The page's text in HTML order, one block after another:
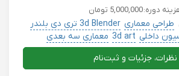
دوره:5,000,000 تومان
طراحی معماری 3d Blender تری دی بلندر
داخلی 3d art معماری سه بعدی
نظرات، جزئیات و ثبت‌نام